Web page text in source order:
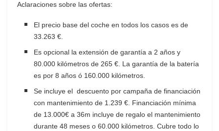
Aclaraciones sobre las ofertas:
El precio base del coche en todos los casos es de
33.263 €.
Es opcional la extensión de garantía a 2 años y
80.000 kilómetros de 265 €. La garantía de la batería
es por 8 años ó 160.000 kilómetros.
Se incluye el descuento por campaña de financiación
con mantenimiento de 1.239 €. Financiación mínima
de 13.000€ a 36m incluye de regalo el mantenimiento
durante 48 meses o 60.000 kilómetros. Cubre todo lo